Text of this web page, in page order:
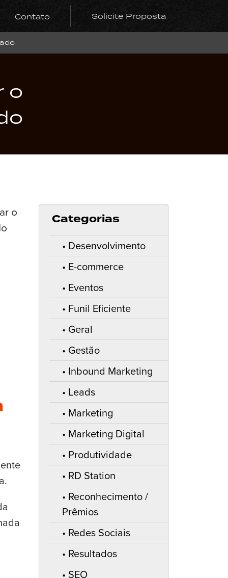
Contato Solicite Proposta
o
Categorias
Desenvolvimento
E-commerce
Eventos
Funil Eficiente
Geral
Gestão
Inbound Marketing
Leads
Marketing
Marketing Digital
Produtividade
RD Station
Reconhecimento /
Prêmios
Redes Sociais
Resultados
SEO